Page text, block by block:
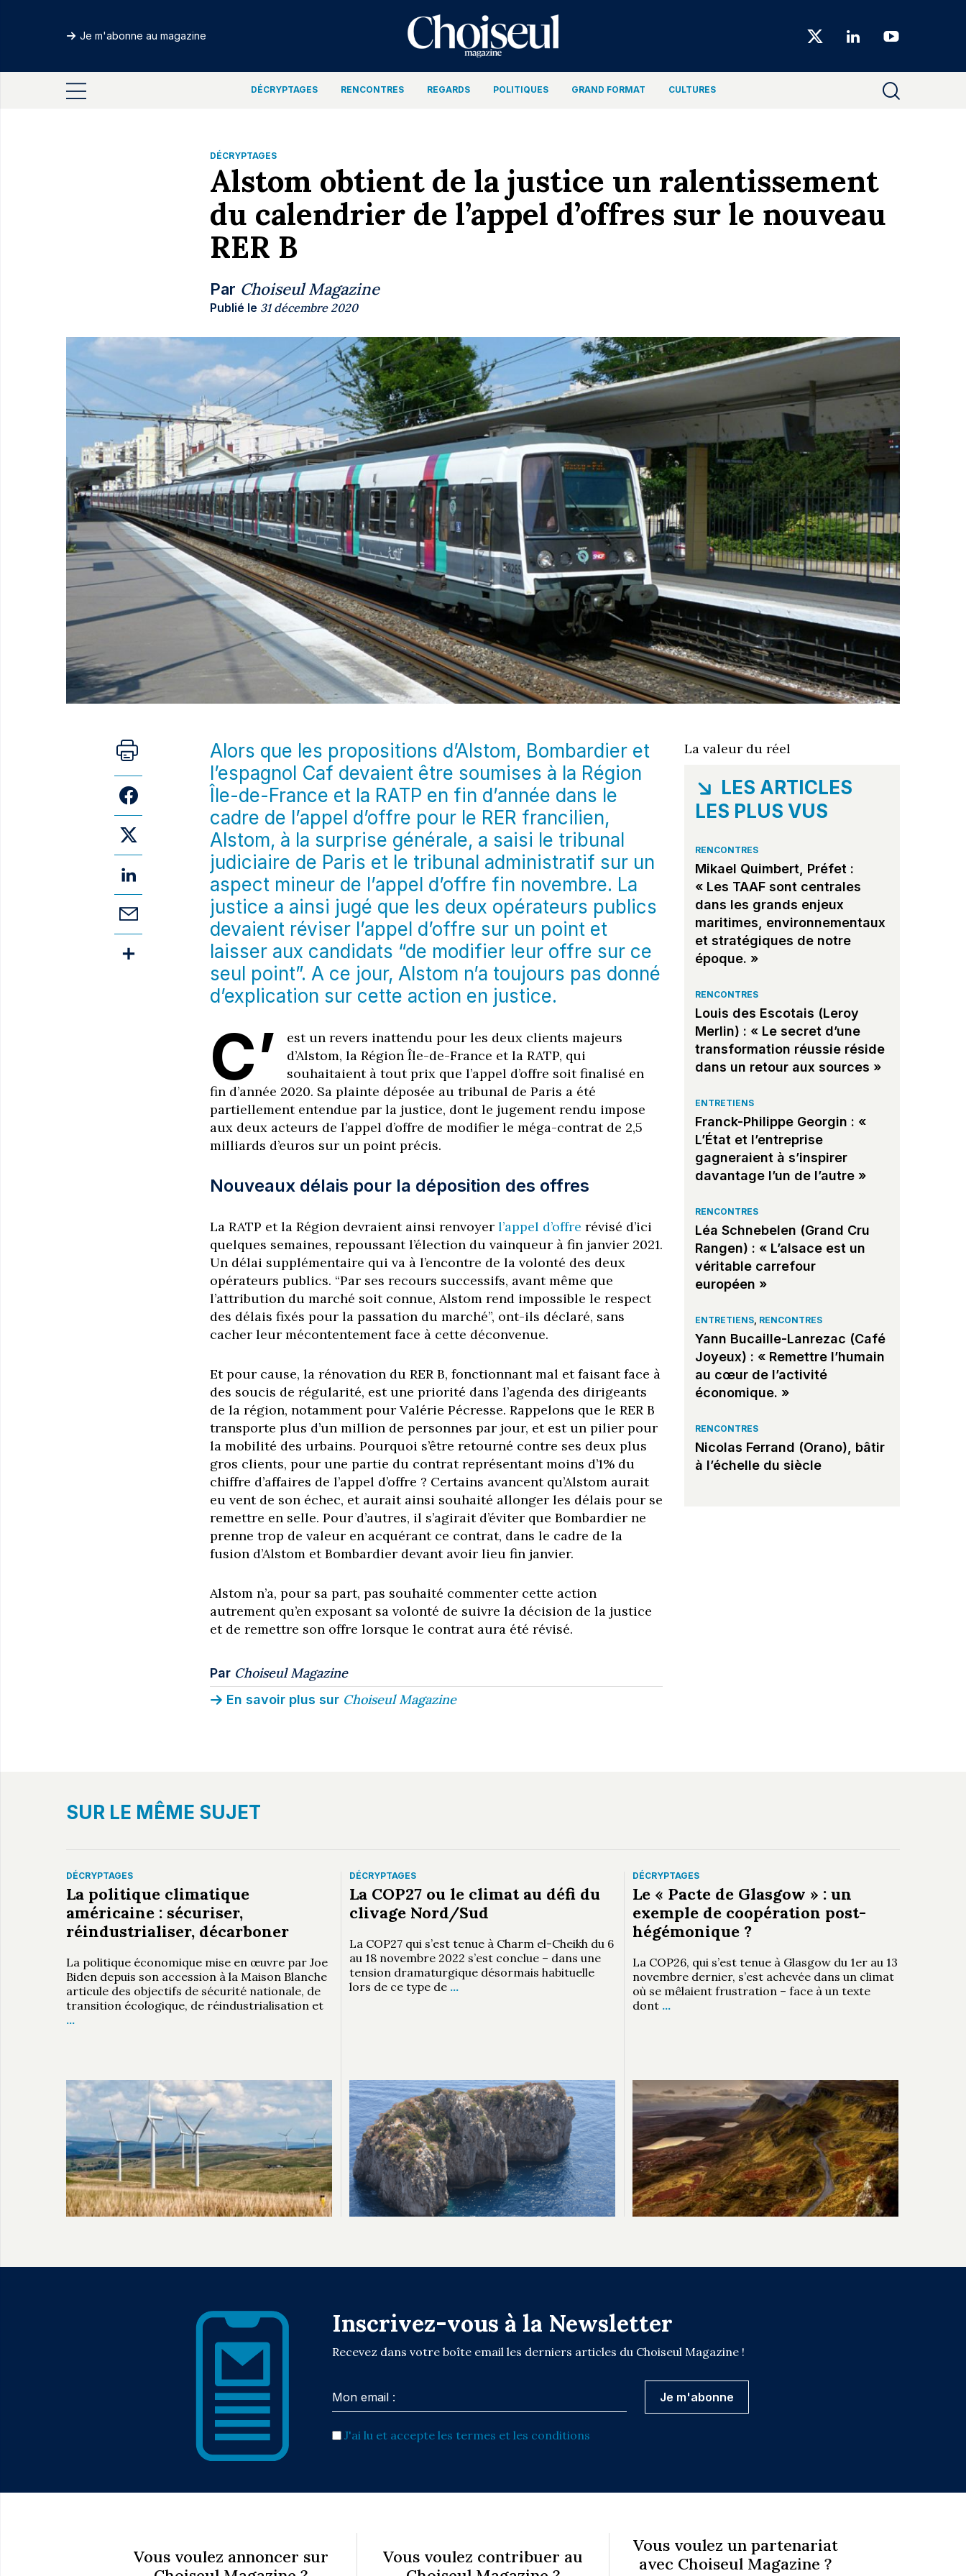
Je m'abonne au magazine Choiseul
Magazine
DÉCRYPTAGES RENCONTRES REGARDS POLITIQUES GRAND FORMAT CULTURES
DÉCRYPTAGES
Alstom obtient de la justice un ralentissement
du calendrier de l’appel d’offres sur le nouveau
RER B
Par Choiseul Magazine
Publié le 31 décembre 2020
Alors que les propositions d’Alstom, Bombardier et
l’espagnol Caf devaient être soumises à la Région
Île-de-France et la RATP en fin d’année dans le
cadre de l’appel d’offre pour le RER francilien,
Alstom, à la surprise générale, a saisi le tribunal
judiciaire de Paris et le tribunal administratif sur un
aspect mineur de l’appel d’offre fin novembre. La
justice a ainsi jugé que les deux opérateurs publics
devaient réviser l’appel d’offre sur un point et
laisser aux candidats “de modifier leur offre sur ce
seul point”. A ce jour, Alstom n’a toujours pas donné
d’explication sur cette action en justice.
C’
est un revers inattendu pour les deux clients majeurs
d’Alstom, la Région Île-de-France et la RATP, qui
souhaitaient à tout prix que l’appel d’offre soit finalisé en
fin d’année 2020. Sa plainte déposée au tribunal de Paris a été
partiellement entendue par la justice, dont le jugement rendu impose
aux deux acteurs de l’appel d’offre de modifier le méga-contrat de 2,5
milliards d’euros sur un point précis.
Nouveaux délais pour la déposition des offres
La RATP et la Région devraient ainsi renvoyer l’appel d’offre révisé d’ici
quelques semaines, repoussant l’élection du vainqueur à fin janvier 2021.
Un délai supplémentaire qui va à l’encontre de la volonté des deux
opérateurs publics. “Par ses recours successifs, avant même que
l’attribution du marché soit connue, Alstom rend impossible le respect
des délais fixés pour la passation du marché”, ont-ils déclaré, sans
cacher leur mécontentement face à cette déconvenue.
Et pour cause, la rénovation du RER B, fonctionnant mal et faisant face à
des soucis de régularité, est une priorité dans l’agenda des dirigeants
de la région, notamment pour Valérie Pécresse. Rappelons que le RER B
transporte plus d’un million de personnes par jour, et est un pilier pour
la mobilité des urbains. Pourquoi s’être retourné contre ses deux plus
gros clients, pour une partie du contrat représentant moins d’1% du
chiffre d’affaires de l’appel d’offre ? Certains avancent qu’Alstom aurait
eu vent de son échec, et aurait ainsi souhaité allonger les délais pour se
remettre en selle. Pour d’autres, il s’agirait d’éviter que Bombardier ne
prenne trop de valeur en acquérant ce contrat, dans le cadre de la
fusion d’Alstom et Bombardier devant avoir lieu fin janvier.
Alstom n’a, pour sa part, pas souhaité commenter cette action
autrement qu’en exposant sa volonté de suivre la décision de la justice
et de remettre son offre lorsque le contrat aura été révisé.
Par Choiseul Magazine
En savoir plus sur Choiseul Magazine
La valeur du réel
LES ARTICLES
LES PLUS VUS
RENCONTRES
Mikael Quimbert, Préfet :
« Les TAAF sont centrales
dans les grands enjeux
maritimes, environnementaux
et stratégiques de notre
époque. »
RENCONTRES
Louis des Escotais (Leroy
Merlin) : « Le secret d’une
transformation réussie réside
dans un retour aux sources »
ENTRETIENS
Franck-Philippe Georgin : «
L’État et l’entreprise
gagneraient à s’inspirer
davantage l’un de l’autre »
RENCONTRES
Léa Schnebelen (Grand Cru
Rangen) : « L’alsace est un
véritable carrefour
européen »
ENTRETIENS, RENCONTRES
Yann Bucaille-Lanrezac (Café
Joyeux) : « Remettre l’humain
au cœur de l’activité
économique. »
RENCONTRES
Nicolas Ferrand (Orano), bâtir
à l’échelle du siècle
SUR LE MÊME SUJET
DÉCRYPTAGES
La politique climatique
américaine : sécuriser,
réindustrialiser, décarboner
La politique économique mise en œuvre par Joe
Biden depuis son accession à la Maison Blanche
articule des objectifs de sécurité nationale, de
transition écologique, de réindustrialisation et
…
DÉCRYPTAGES
La COP27 ou le climat au défi du
clivage Nord/Sud
La COP27 qui s’est tenue à Charm el-Cheikh du 6
au 18 novembre 2022 s’est conclue – dans une
tension dramaturgique désormais habituelle
lors de ce type de …
DÉCRYPTAGES
Le « Pacte de Glasgow » : un
exemple de coopération post-
hégémonique ?
La COP26, qui s’est tenue à Glasgow du 1er au 13
novembre dernier, s’est achevée dans un climat
où se mêlaient frustration – face à un texte
dont …
Inscrivez-vous à la Newsletter
Recevez dans votre boîte email les derniers articles du Choiseul Magazine !
J'ai lu et accepte les termes et les conditions
Vous voulez annoncer sur
Vous voulez contribuer au
Vous voulez un partenariat
avec Choiseul Magazine ?